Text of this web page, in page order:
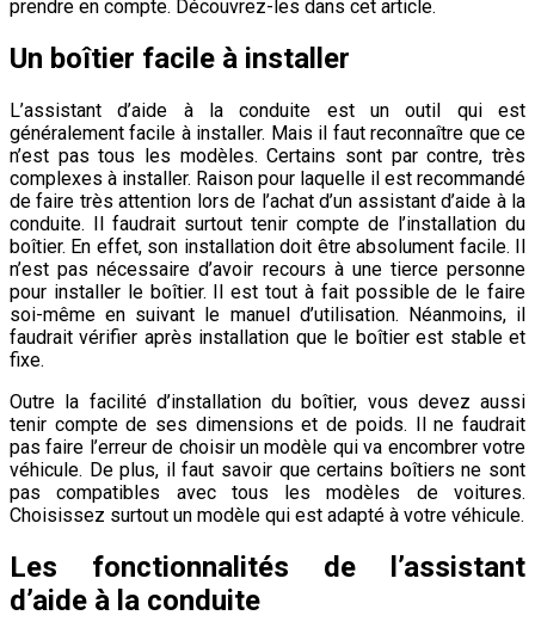
prendre en compte. Découvrez-les dans cet article.
Un boîtier facile à installer
L’assistant d’aide à la conduite est un outil qui est
généralement facile à installer. Mais il faut reconnaître que ce
n’est pas tous les modèles. Certains sont par contre, très
complexes à installer. Raison pour laquelle il est recommandé
de faire très attention lors de l’achat d’un assistant d’aide à la
conduite. Il faudrait surtout tenir compte de l’installation du
boîtier. En effet, son installation doit être absolument facile. Il
n’est pas nécessaire d’avoir recours à une tierce personne
pour installer le boîtier. Il est tout à fait possible de le faire
soi-même en suivant le manuel d’utilisation. Néanmoins, il
faudrait vérifier après installation que le boîtier est stable et
fixe.
Outre la facilité d’installation du boîtier, vous devez aussi
tenir compte de ses dimensions et de poids. Il ne faudrait
pas faire l’erreur de choisir un modèle qui va encombrer votre
véhicule. De plus, il faut savoir que certains boîtiers ne sont
pas compatibles avec tous les modèles de voitures.
Choisissez surtout un modèle qui est adapté à votre véhicule.
Les fonctionnalités de l’assistant
d’aide à la conduite